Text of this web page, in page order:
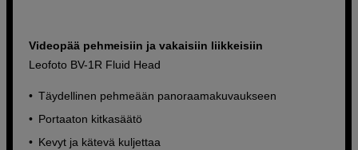
Videopää pehmeisiin ja vakaisiin liikkeisiin
Leofoto BV-1R Fluid Head
Täydellinen pehmeään panoraamakuvaukseen
Portaaton kitkasäätö
Kevyt ja kätevä kuljettaa